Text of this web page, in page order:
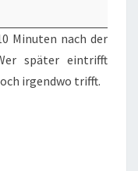
Minuten nach der
später eintrifft
irgendwo trifft.